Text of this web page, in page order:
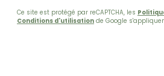
Ce site est protégé par reCAPTCHA, les
Conditions d'utilisation de Google